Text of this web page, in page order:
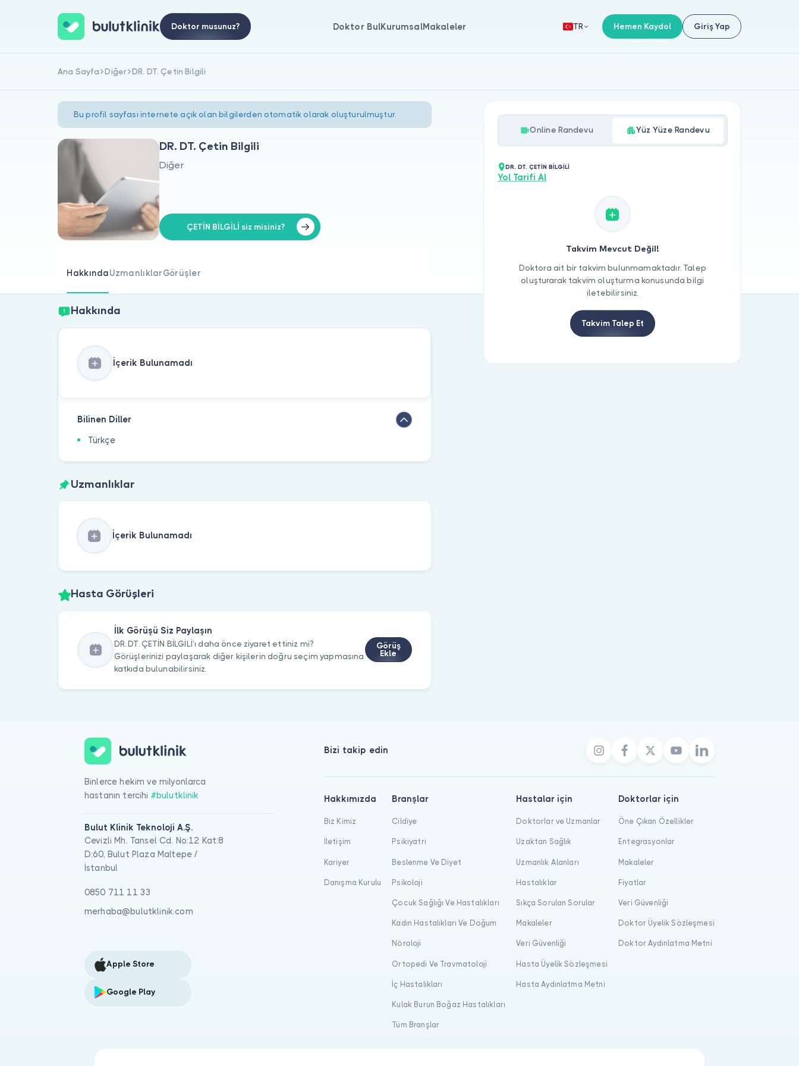
Doktor musunuz? Doktor BulKurumsalMakaleler TR Hemen Kaydol Giriş Yap
Ana Sayfa Diğer DR. DT. Çetin Bilgili
Bu profil sayfası internete açık olan bilgilerden otomatik olarak oluşturulmuştur.
DR. DT. Çetin Bilgili
Diğer
ÇETİN BİLGİLİ siz misiniz?
HakkındaUzmanlıklarGörüşler
Hakkında
İçerik Bulunamadı
Bilinen Diller
Türkçe
Uzmanlıklar
İçerik Bulunamadı
Hasta Görüşleri
İlk Görüşü Siz Paylaşın
DR. DT. ÇETİN BİLGİLİ’ı daha önce ziyaret ettiniz mi?
Görüşlerinizi paylaşarak diğer kişilerin doğru seçim yapmasına
katkıda bulunabilirsiniz.
Görüş
Ekle
Online Randevu Yüz Yüze Randevu
DR. DT. ÇETİN BİLGİLİ
Yol Tarifi Al
Takvim Mevcut Değil!
Doktora ait bir takvim bulunmamaktadır. Talep
oluşturarak takvim oluşturma konusunda bilgi
iletebilirsiniz.
Takvim Talep Et
Binlerce hekim ve milyonlarca
hastanın tercihi #bulutklinik
Bulut Klinik Teknoloji A.Ş.
Cevizli Mh. Tansel Cd. No:12 Kat:8
D:60, Bulut Plaza Maltepe /
İstanbul
0850 711 11 33
merhaba@bulutklinik.com
Apple Store
Google Play
Bizi takip edin
Hakkımızda
Biz Kimiz
İletişim
Kariyer
Danışma Kurulu
Branşlar
Cildiye
Psikiyatri
Beslenme Ve Diyet
Psikoloji
Çocuk Sağlığı Ve Hastalıkları
Kadın Hastalıkları Ve Doğum
Nöroloji
Ortopedi Ve Travmatoloji
İç Hastalıkları
Kulak Burun Boğaz Hastalıkları
Tüm Branşlar
Hastalar için
Doktorlar ve Uzmanlar
Uzaktan Sağlık
Uzmanlık Alanları
Hastalıklar
Sıkça Sorulan Sorular
Makaleler
Veri Güvenliği
Hasta Üyelik Sözleşmesi
Hasta Aydınlatma Metni
Doktorlar için
Öne Çıkan Özellikler
Entegrasyonlar
Makaleler
Fiyatlar
Veri Güvenliği
Doktor Üyelik Sözleşmesi
Doktor Aydınlatma Metni